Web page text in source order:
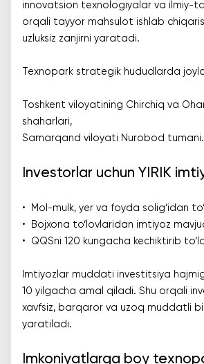
innovatsion texnologiyalar va ilmiy-
orqali tayyor mahsulot ishlab
uzluksiz zanjirni yaratadi.
Texnopark strategik hududlarda
Toshkent viloyatining Chirchiq va
shaharlari,
Samarqand viloyati Nurobod tumani.
Investorlar uchun YIRIK
• Mol-mulk, yer va foyda solig‘idan
• Bojxona to‘lovlaridan imtiyoz
• QQSni 120 kungacha kechiktirib
Imtiyozlar muddati investitsiya
10 yilgacha amal qiladi. Shu orqali
xavfsiz, barqaror va uzoq muddatli
yaratiladi.
Imkoniyatlarga boy